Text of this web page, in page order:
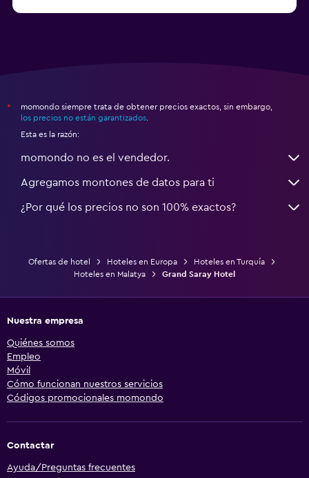
*
momondo siempre trata de obtener precios exactos, sin embargo,
los precios no están garantizados
Esta es la razón:
momondo no es el vendedor.
Agregamos montones de datos para ti
¿Por qué los precios no son 100% exactos?
Ofertas de hotel Hoteles en Europa
Hoteles en Turquía
Hoteles en Malatya
Grand Saray Hotel
Nuestra empresa
Quiénes somos
Empleo
Móvil
Cómo funcionan nuestros servicios
Códigos promocionales momondo
Contactar
Ayuda/Preguntas frecuentes